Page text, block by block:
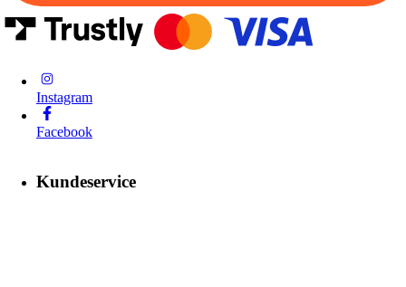
Instagram
Facebook
Kundeservice